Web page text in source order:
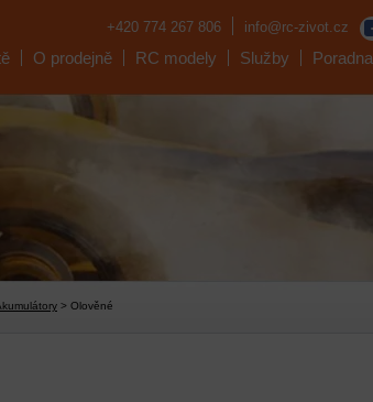
+420 774 267 806 info@rc-zivot.cz
O prodejně RC modely Služby Poradna
> Olověné